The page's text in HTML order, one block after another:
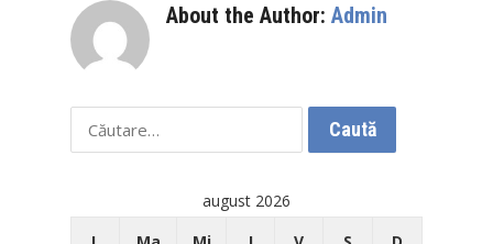
About the Author: Admin
Caută
după:
august 2026